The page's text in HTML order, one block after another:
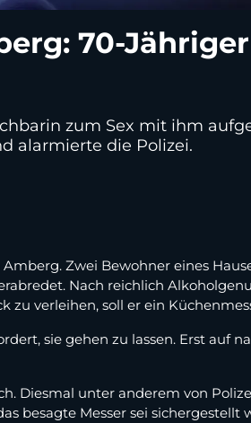
70-
zum Sex mit ihm
alarmierte die Polizei.
Zwei Bewohner eines
Nach reichlich
verleihen, soll er ein
sie gehen zu lassen. Erst auf
Diesmal unter anderem von
besagte Messer sei